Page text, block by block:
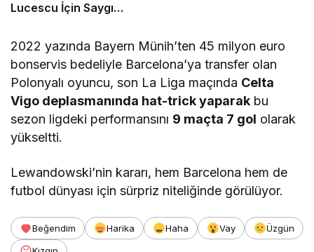
Lucescu İçin Saygı
2022 yazında Bayern Münih’ten 45 milyon euro
bonservis bedeliyle Barcelona’ya transfer olan
Polonyalı oyuncu, son La Liga maçında Celta
Vigo deplasmanında hat-trick yaparak bu
sezon ligdeki performansını 9 maçta 7 gol olarak
yükseltti.
Lewandowski’nin kararı, hem Barcelona hem de
futbol dünyası için sürpriz niteliğinde görülüyor.
Beğendim Harika Haha Vay
Üzgün